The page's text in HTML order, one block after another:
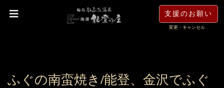
支援のお願い
変更・キャンセル
ふぐの南蛮焼き/能登、金沢でふぐ